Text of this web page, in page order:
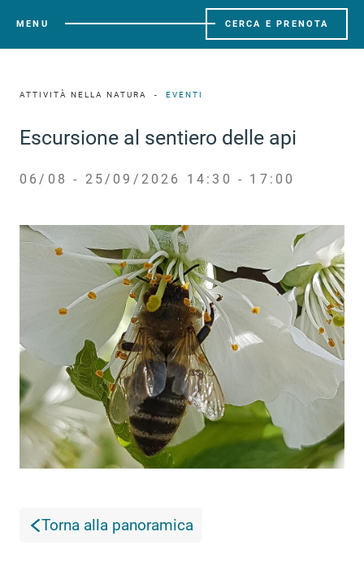
MENU CERCA E PRENOTA
ATTIVITÀ NELLA NATURA EVENTI
Escursione al sentiero delle api
06/08 - 25/09/2026 14:30 - 17:00
Torna alla panoramica